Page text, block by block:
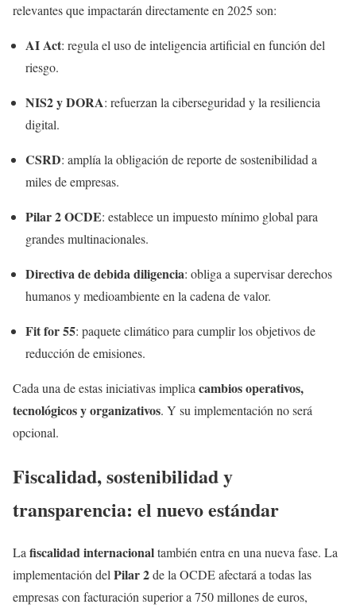
relevantes que impactarán directamente en 2025 son:
AI Act: regula el uso de inteligencia artificial en función del
riesgo.
NIS2 y DORA: refuerzan la ciberseguridad y la resiliencia
digital.
CSRD: amplía la obligación de reporte de sostenibilidad a
miles de empresas.
Pilar 2 OCDE: establece un impuesto mínimo global para
grandes multinacionales.
Directiva de debida diligencia: obliga a supervisar derechos
humanos y medioambiente en la cadena de valor.
Fit for 55: paquete climático para cumplir los objetivos de
reducción de emisiones.
Cada una de estas iniciativas implica cambios operativos,
tecnológicos y organizativos. Y su implementación no será
opcional.
Fiscalidad, sostenibilidad y
transparencia: el nuevo estándar
Lafiscalidad internacionaltambién entra en una nueva fase. La
implementación delPilar 2de la OCDE afectará a todas las
empresas con facturación superior a 750 millones de euros,